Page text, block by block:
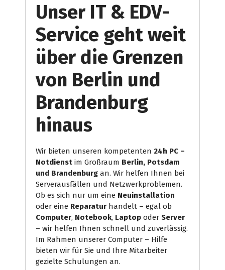
Unser IT & EDV-
Service geht weit
über die Grenzen
von Berlin und
Brandenburg
hinaus
Wir bieten unseren kompetenten 24h PC –
Notdienst im Großraum Berlin, Potsdam
und Brandenburg an. Wir helfen Ihnen bei
Serverausfällen und Netzwerkproblemen.
Ob es sich nur um eine Neuinstallation
oder eine Reparatur handelt – egal ob
Computer, Notebook, Laptop oder Server
– wir helfen Ihnen schnell und zuverlässig.
Im Rahmen unserer Computer – Hilfe
bieten wir für Sie und Ihre Mitarbeiter
gezielte Schulungen an.